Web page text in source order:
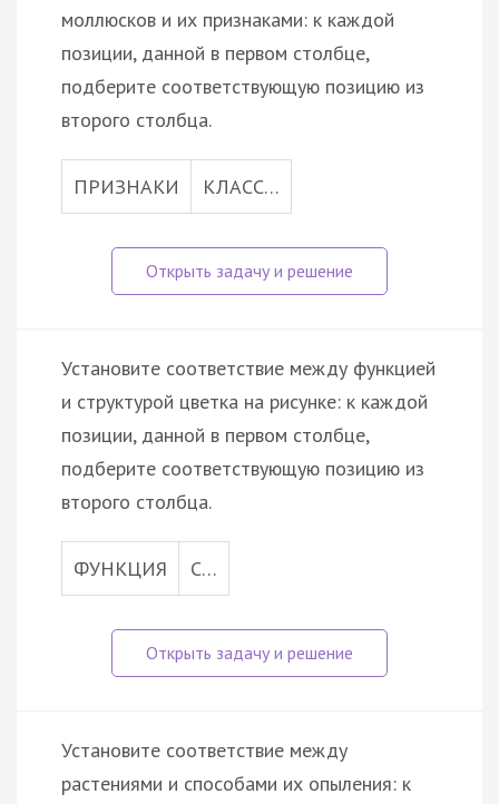
моллюсков и их признаками: к каждой
позиции, данной в первом столбце,
подберите соответствующую позицию из
второго столбца.
ПРИЗНАКИ КЛАСС…
Установите соответствие между функцией
и структурой цветка на рисунке: к каждой
позиции, данной в первом столбце,
подберите соответствующую позицию из
второго столбца.
ФУНКЦИЯ С…
Установите соответствие между
растениями и способами их опыления: к